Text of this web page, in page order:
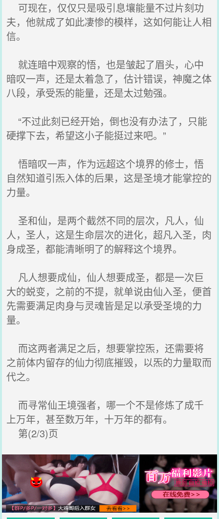
可现在，仅仅只是吸引息壤能量不过片刻功
夫，他就成了如此凄惨的模样，这如何能让人相
信。
就连暗中观察的悟，也是皱起了眉头，心中
暗叹一声，还是太着急了，估计错误，神魔之体
八段，承受炁的能量，还是太过勉强。
“不过此刻已经开始，倒也没有办法了，只能
硬撑下去，希望这小子能挺过来吧。”
悟暗叹一声，作为远超这个境界的修士，悟
自然知道引炁入体的后果，这是圣境才能掌控的
力量。
圣和仙，是两个截然不同的层次，凡人，仙
人，圣人，这是生命层次的进化，超凡入圣，肉
身成圣，都能清晰明了的解释这个境界。
凡人想要成仙，仙人想要成圣，都是一次巨
大的蜕变，之前的不提，就单说由仙入圣，便首
先需要满足肉身与灵魂皆是足以承受圣境的力
量。
而这两者满足之后，想要掌控炁，还需要将
之前体内留存的仙力彻底摧毁，以炁的力量取而
代之。
而寻常仙王境强者，哪一个不是修炼了成千
上万年，甚至数万年，十万年的都有。
第(2/3)页